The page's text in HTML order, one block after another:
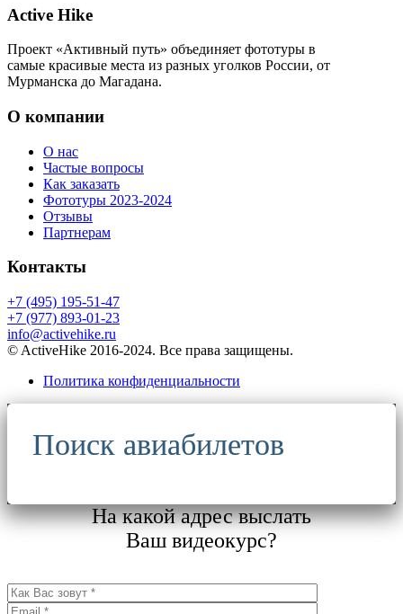
Active Hike
Проект «Активный путь» объединяет фототуры в
самые красивые места из разных уголков России, от
Мурманска до Магадана.
О компании
О нас
Частые вопросы
Как заказать
Фототуры 2023-2024
Отзывы
Партнерам
Контакты
+7 (495) 195-51-47
+7 (977) 893-01-23
info@activehike.ru
© ActiveHike 2016-2024. Все права защищены.
Политика конфиденциальности
Поиск авиабилетов
На какой адрес выслать
Ваш видеокурс?